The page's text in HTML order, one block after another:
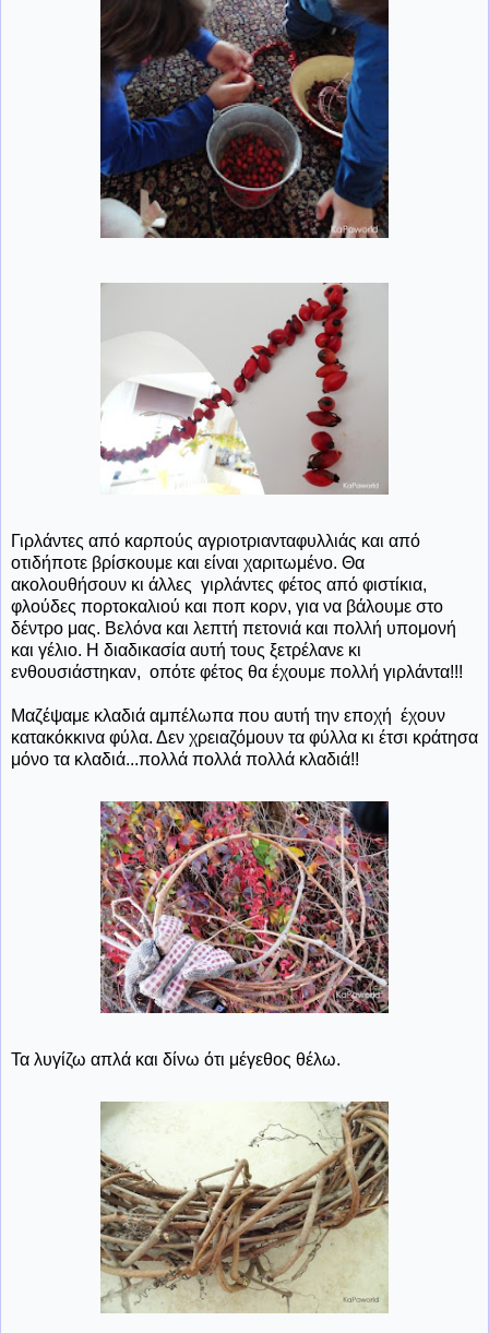
Γιρλάντες από καρπούς αγριοτριανταφυλλιάς και από
οτιδήποτε βρίσκουμε και είναι χαριτωμένο. Θα
ακολουθήσουν κι άλλες γιρλάντες φέτος από φιστίκια,
φλούδες πορτοκαλιού και ποπ κορν, για να βάλουμε στο
δέντρο μας. Βελόνα και λεπτή πετονιά και πολλή υπομονή
και γέλιο. Η διαδικασία αυτή τους ξετρέλανε κι
ενθουσιάστηκαν, οπότε φέτος θα έχουμε πολλή γιρλάντα!!!
Μαζέψαμε κλαδιά αμπέλωπα που αυτή την εποχή έχουν
κατακόκκινα φύλα. Δεν χρειαζόμουν τα φύλλα κι έτσι κράτησα
μόνο τα κλαδιά...πολλά πολλά πολλά κλαδιά!!
Τα λυγίζω απλά και δίνω ότι μέγεθος θέλω.